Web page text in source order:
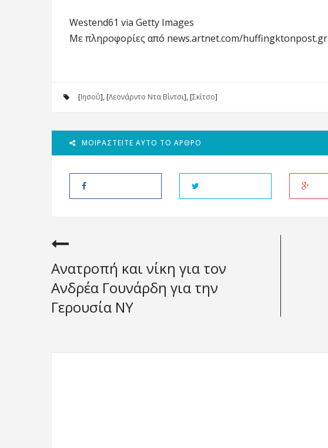
Westend61 via Getty Images
Με πληροφορίες από news.artnet.com/huffingktonpost.gr
[Ιησού], [Λεονάρντο Ντα Βίντσι], [Σκίτσο]
ΜΟΙΡΑΣΤΕΊΤΕ ΑΥΤΌ ΤΟ ΆΡΘΡΟ
Ανατροπή και νίκη για τον
Ανδρέα Γουνάρδη για την
Γερουσία ΝΥ